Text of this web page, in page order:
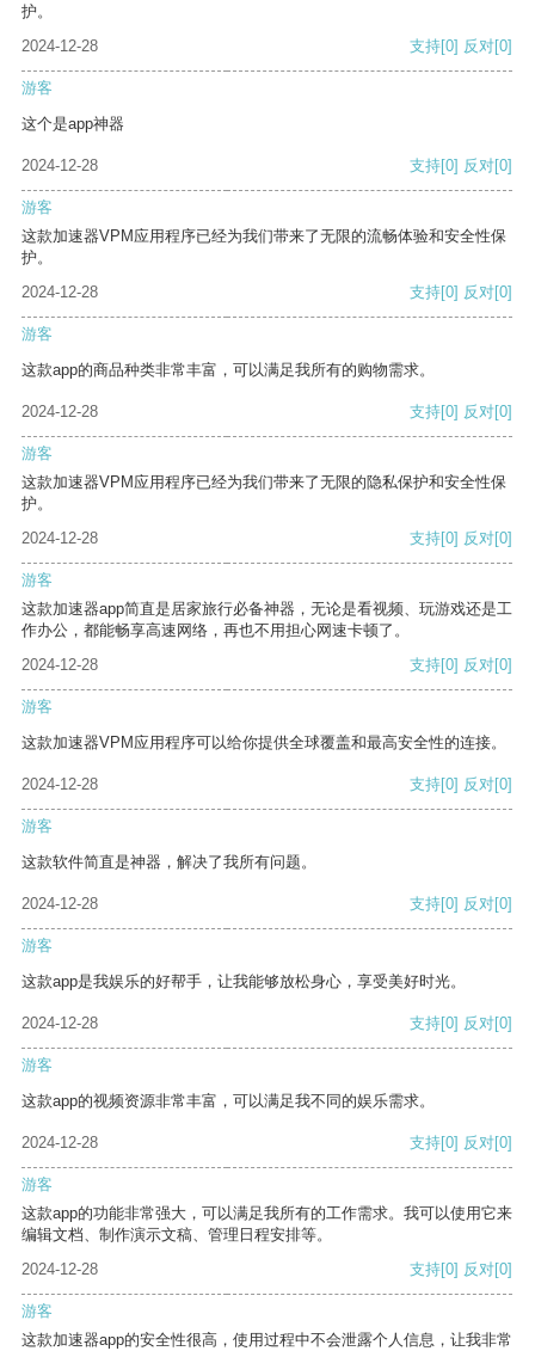
护。
2024-12-28
支持[0] 反对[0]
游客
这个是app神器
2024-12-28 支持[0] 反对[0]
游客
这款加速器VPM应用程序已经为我们带来了无限的流畅体验和安全性保
护。
2024-12-28
支持[0] 反对[0]
游客
这款app的商品种类非常丰富，可以满足我所有的购物需求。
2024-12-28 支持[0] 反对[0]
游客
这款加速器VPM应用程序已经为我们带来了无限的隐私保护和安全性保
护。
2024-12-28
支持[0] 反对[0]
游客
这款加速器app简直是居家旅行必备神器，无论是看视频、玩游戏还是工
作办公，都能畅享高速网络，再也不用担心网速卡顿了。
2024-12-28
支持[0] 反对[0]
游客
这款加速器VPM应用程序可以给你提供全球覆盖和最高安全性的连接。
2024-12-28 支持[0] 反对[0]
游客
这款软件简直是神器，解决了我所有问题。
2024-12-28 支持[0] 反对[0]
游客
这款app是我娱乐的好帮手，让我能够放松身心，享受美好时光。
2024-12-28 支持[0] 反对[0]
游客
这款app的视频资源非常丰富，可以满足我不同的娱乐需求。
2024-12-28 支持[0] 反对[0]
游客
这款app的功能非常强大，可以满足我所有的工作需求。我可以使用它来
编辑文档、制作演示文稿、管理日程安排等。
2024-12-28
支持[0] 反对[0]
游客
这款加速器app的安全性很高，使用过程中不会泄露个人信息，让我非常